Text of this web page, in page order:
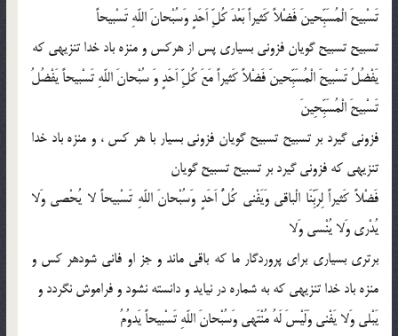
تَسْبیحَ الْمُسَبِّحینَ فَضْلاً كَثیراً بَعْدَ كُلِّ اَحَدٍ وَسُبْحانَ اللّهِ تَسْبیحاً
تسبیح تسبیح گویان فزونى بسیارى پس از هركس و منزه باد خدا تنزیهى كه
یَفْضُلُ تَسْبیحَ الْمُسَبِّحینَ فَضْلاً كَثیراً مَعَ كُلِّ اَحَدٍ وَ سُبْحانَ اللّهِ تَسْبیحاً یَفْضُلُ
تَسْبیحَ الْمُسَبِّحِینَ
فزونى گیرد بر تسبیح تسبیح گویان فزونى بسیار با هر كس ، و منزه باد خدا
تنزیهى كه فزونى گیرد بر تسبیح تسبیح گویان
فَضْلاً كَثیراً لِرَبِّنَا الْباقى وَیَفْنى كُلُّ اَحَدٍ وَسُبْحانَ اللّهِ تَسْبیحاً لا یُحْصى وَلا
یُدْرى وَلا یُنْسى وَلا
برترى بسیارى براى پروردگار ما كه باقى ماند و جز او فانى شودهر كس و
منزه باد خدا تنزیهى كه به شماره در نیاید و دانسته نشود و فراموش نگردد و
یَبْلى وَلا یَفْنى وَلَیْسَ لَهُ مُنْتَهى وَسُبْحانَ اللّهِ تَسْبیحاً یَدوُمُ